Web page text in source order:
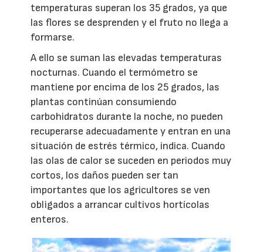
temperaturas superan los 35 grados, ya que
las flores se desprenden y el fruto no llega a
formarse.
A ello se suman las elevadas temperaturas
nocturnas. Cuando el termómetro se
mantiene por encima de los 25 grados, las
plantas continúan consumiendo
carbohidratos durante la noche, no pueden
recuperarse adecuadamente y entran en una
situación de estrés térmico, indica. Cuando
las olas de calor se suceden en periodos muy
cortos, los daños pueden ser tan
importantes que los agricultores se ven
obligados a arrancar cultivos hortícolas
enteros.